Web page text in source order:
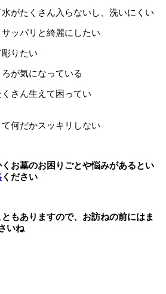
がたくさん入らないし、洗いにくい
ッパリと綺麗にしたい
彫りたい
が気になっている
さん生えて困ってい
何だかスッキリしない
お墓のお困りごとや悩みがあるとい
ください
もありますので、お訪ねの前にはま
いね